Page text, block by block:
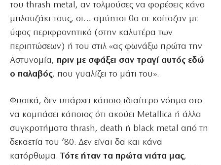
του thrash metal, αν τολμούσες να φορέσεις κάνα
μπλουζάκι τους, οι… αμύητοι θα σε κοίταζαν με
ύφος περιφρονητικό (στην καλυτέρα των
περιπτώσεων) ή του στιλ «ας φωνάξω πρώτα την
Αστυνομία, πριν με σφάξει σαν τραγί αυτός εδώ
ο παλαβός, που γυαλίζει το μάτι του».
Φυσικά, δεν υπάρχει κάποιο ιδιαίτερο νόημα στο
να κομπάσει κάποιος ότι ακούει Metallica ή άλλα
συγκροτήματα thrash, death ή black metal από τη
δεκαετία του ’80. Δεν είναι δα και κάνα
κατόρθωμα. Τότε ήταν τα πρώτα νιάτα μας,